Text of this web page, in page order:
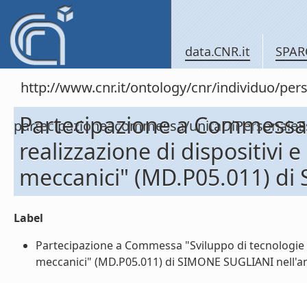
data.CNR.it
http://www.cnr.it/ontology/cnr/individuo/
partecipazioneacommessa/
Partecipazione a
realizzazione di dispositivi
meccanici" (MD.P05.011) di
Label
Partecipazione a Commessa "Sviluppo di
meccanici" (MD.P05.011) di SIMONE SUGLIANI